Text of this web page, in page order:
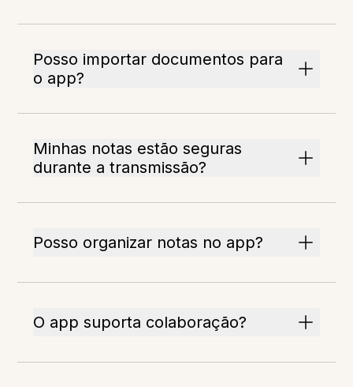
Posso importar documentos para
o app?
Minhas notas estão seguras
durante a transmissão?
Posso organizar notas no app?
O app suporta colaboração?